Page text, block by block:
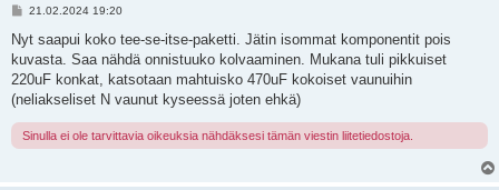
V
e
s
t
i
21.02.2024 19:20
Nyt saapui koko tee-se-itse-paketti. Jätin isommat komponentit pois
kuvasta. Saa nähdä onnistuuko kolvaaminen. Mukana tuli pikkuiset
220uF konkat, katsotaan mahtuisko 470uF kokoiset vaunuihin
(neliakseliset N vaunut kyseessä joten ehkä)
Sinulla ei ole tarvittavia oikeuksia nähdäksesi tämän viestin liitetiedostoja.